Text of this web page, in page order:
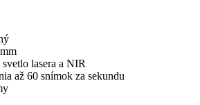
lasera a NIR
až 60 snímok za sekundu